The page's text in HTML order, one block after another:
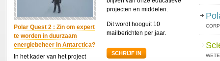
Polar Quest 2 : Zin om expert
te worden in duurzaam
energiebeheer in Antarctica?
In het kader van het project
projecten en middelen.
Dit wordt hooguit 10
mailberichten per jaar.
SCHRIJF IN